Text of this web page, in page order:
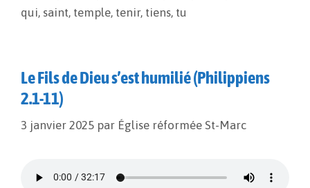
qui, saint, temple, tenir, tiens, tu
Le Fils de Dieu s’est humilié (Philippiens
2.1-11)
3 janvier 2025 par Église réformée St-Marc